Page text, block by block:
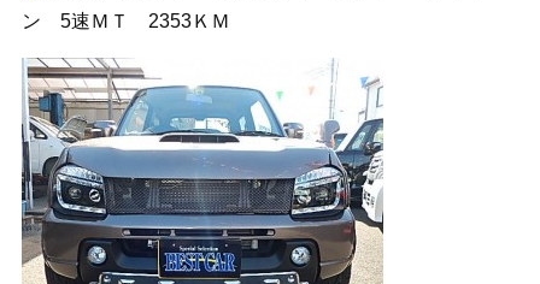
ン 5速ＭＴ 2353ＫＭ